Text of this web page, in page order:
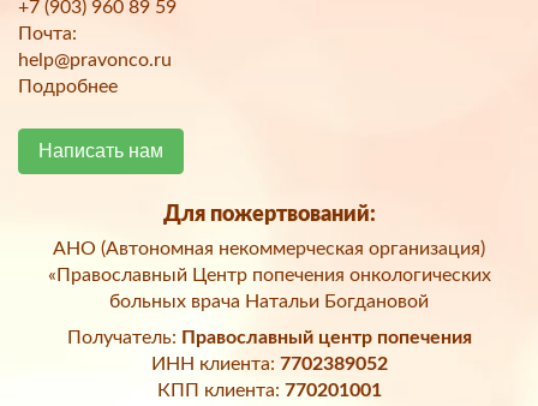
+7 (903) 960 89 59
Почта:
help@pravonco.ru
Подробнее
Написать нам
Для пожертвований:
АНО (Автономная некоммерческая организация)
«Православный Центр попечения онкологических
больных врача Натальи Богдановой
Получатель: Православный центр попечения
ИНН клиента: 7702389052
КПП клиента: 770201001